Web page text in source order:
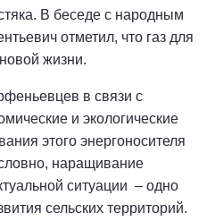
В беседе с народным
отметил, что газ для
жизни.
в связи с
и экологические
этого энергоносителя
наращивание
ситуации – одно
сельских территорий.